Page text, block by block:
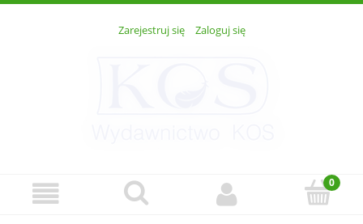
Zarejestruj się Zaloguj się